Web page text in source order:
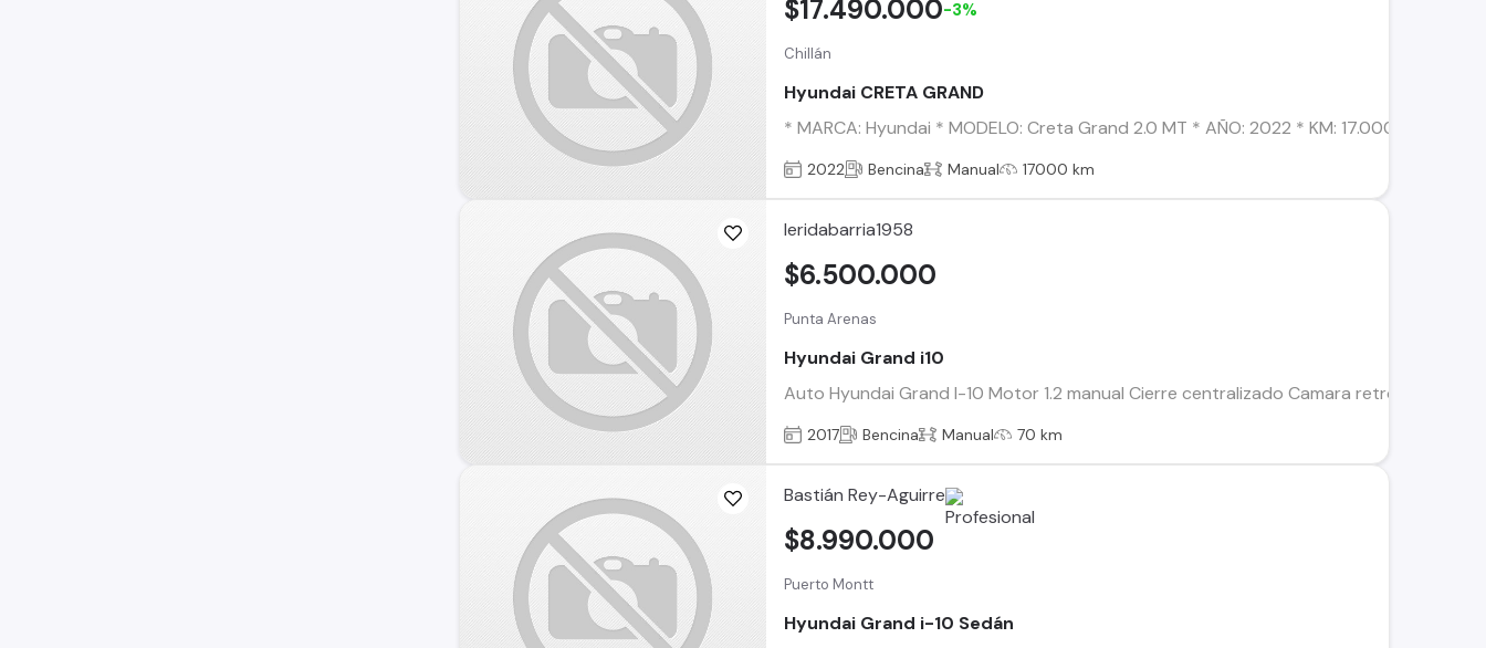
Chillán
Hyundai CRETA GRAND
* MARCA: Hyundai * MODELO: Creta Grand 2.0 MT * AÑO: 2022 * KM: 17.000 Aprox. *
$17.490.000-3%
2022 Bencina Manual 17000 km
leridabarria1958
Punta Arenas
Hyundai Grand i10
Auto Hyundai Grand I-10 Motor 1.2 manual Cierre centralizado Camara retroceso
$6.500.000
2017 Bencina Manual 70 km
Bastián Rey-Aguirre
Puerto Montt
Hyundai Grand i-10 Sedán
$8.990.000